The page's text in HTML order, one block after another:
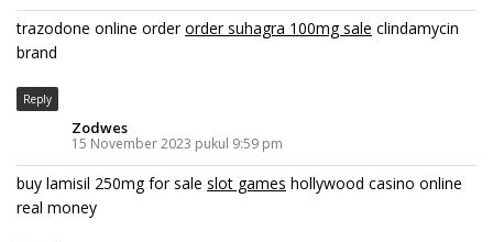
trazodone online orderorder suhagra 100mg sale clindamycin
brand
Reply
Zodwes
15 November 2023 pukul 9:59 pm
buy lamisil 250mg for sale slot games hollywood casino online
real money